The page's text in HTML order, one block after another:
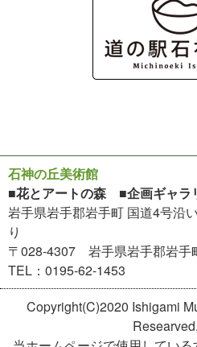
石神の丘美術館
■花とアートの森 ■企画ギャラ
岩手県岩手郡岩手町 国道4号沿
り
〒028-4307 岩手県岩手郡岩手
TEL：0195-62-1453
Copyright(C)2020 Ishigami